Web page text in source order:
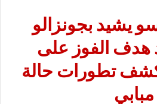
يشيد بجونزالو
هدف الفوز على
تطورات حالة
مبابي